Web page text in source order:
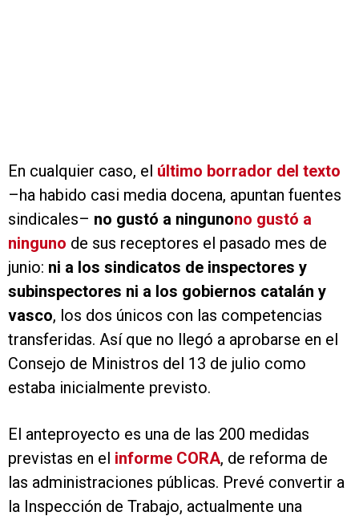
En cualquier caso, el último borrador del texto
–ha habido casi media docena, apuntan fuentes
sindicales– no gustó a ningunono gustó a
ninguno de sus receptores el pasado mes de
junio: ni a los sindicatos de inspectores y
subinspectores ni a los gobiernos catalán y
vasco, los dos únicos con las competencias
transferidas. Así que no llegó a aprobarse en el
Consejo de Ministros del 13 de julio como
estaba inicialmente previsto.
El anteproyecto es una de las 200 medidas
previstas en el informe CORA, de reforma de
las administraciones públicas. Prevé convertir a
la Inspección de Trabajo, actualmente una